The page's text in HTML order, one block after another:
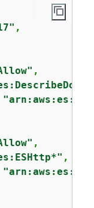
,
,
"arn:aws:es:*:
,
,
"arn:aws:es:*: